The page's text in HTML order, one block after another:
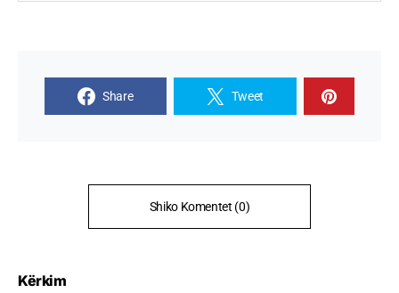
Share Tweet
Shiko Komentet (0)
Kërkim